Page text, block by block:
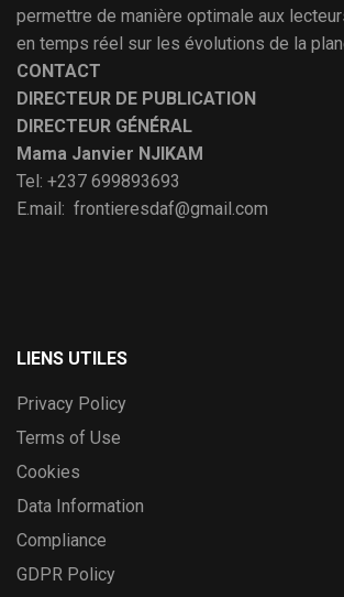
permettre de manière optimale aux
en temps réel sur les évolutions de la
CONTACT
DIRECTEUR DE PUBLICATION
DIRECTEUR GÉNÉRAL
Mama Janvier NJIKAM
Tel: +237 699893693
E.mail: frontieresdaf@gmail.com
LIENS UTILES
Privacy Policy
Terms of Use
Cookies
Data Information
Compliance
GDPR Policy